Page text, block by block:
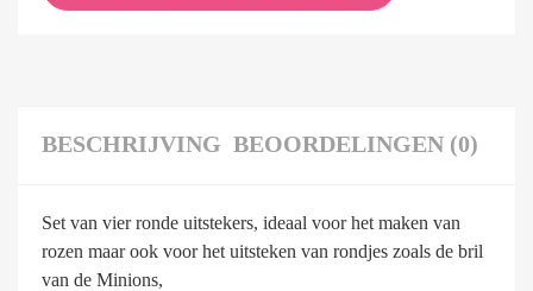
BESCHRIJVING BEOORDELINGEN (0)
Set van vier ronde uitstekers, ideaal voor het maken van
rozen maar ook voor het uitsteken van rondjes zoals de bril
van de Minions,